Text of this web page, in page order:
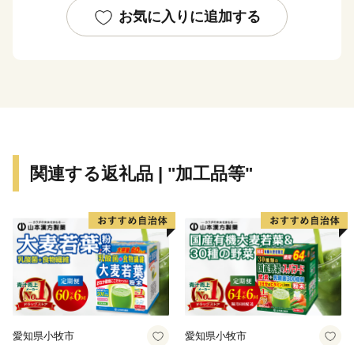
美味たち。慈しみながら育てられている美しい花々、受
け継がれる歴史や文化から作られる逸品など、
お気に入りに追加する
関連する返礼品 | "加工品等"
愛知県小牧市 愛知県小牧市